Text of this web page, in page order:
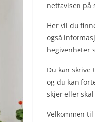
nettavisen på
Her vil du
også
begivenheter
Du kan skrive
og du kan
skjer eller
Velkommen